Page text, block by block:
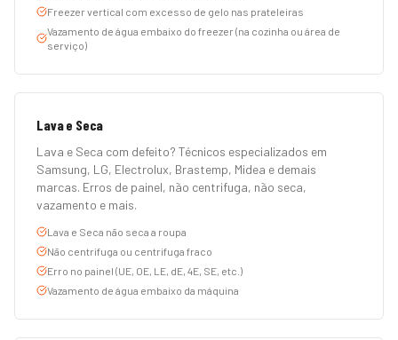
Freezer vertical com excesso de gelo nas prateleiras
Vazamento de água embaixo do freezer (na cozinha ou área de
serviço)
Lava e Seca
Lava e Seca com defeito? Técnicos especializados em
Samsung, LG, Electrolux, Brastemp, Midea e demais
marcas. Erros de painel, não centrifuga, não seca,
vazamento e mais.
Lava e Seca não seca a roupa
Não centrifuga ou centrifuga fraco
Erro no painel (UE, OE, LE, dE, 4E, SE, etc.)
Vazamento de água embaixo da máquina